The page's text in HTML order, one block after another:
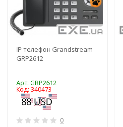
IP телефон Grandstream
GRP2612
Арт: GRP2612
Код: 340473
0